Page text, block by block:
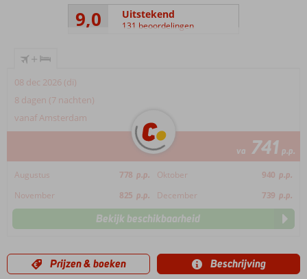
9,0 Uitstekend
131 beoordelingen
+
08 dec 2026 (di)
8 dagen (7 nachten)
vanaf Amsterdam
va 741 p.p.
Augustus 778 p.p. Oktober 940 p.p.
November
825 p.p. December 739 p.p.
Bekijk beschikbaarheid
Prijzen & boeken Beschrijving